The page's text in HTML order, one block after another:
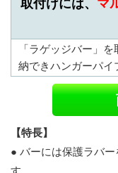
取付けには、 マ
「ラゲッジバー」
納できハンガーパイ
【特長】
● バーには保護ラバ
す。